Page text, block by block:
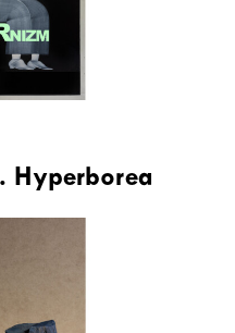
Hyperborea